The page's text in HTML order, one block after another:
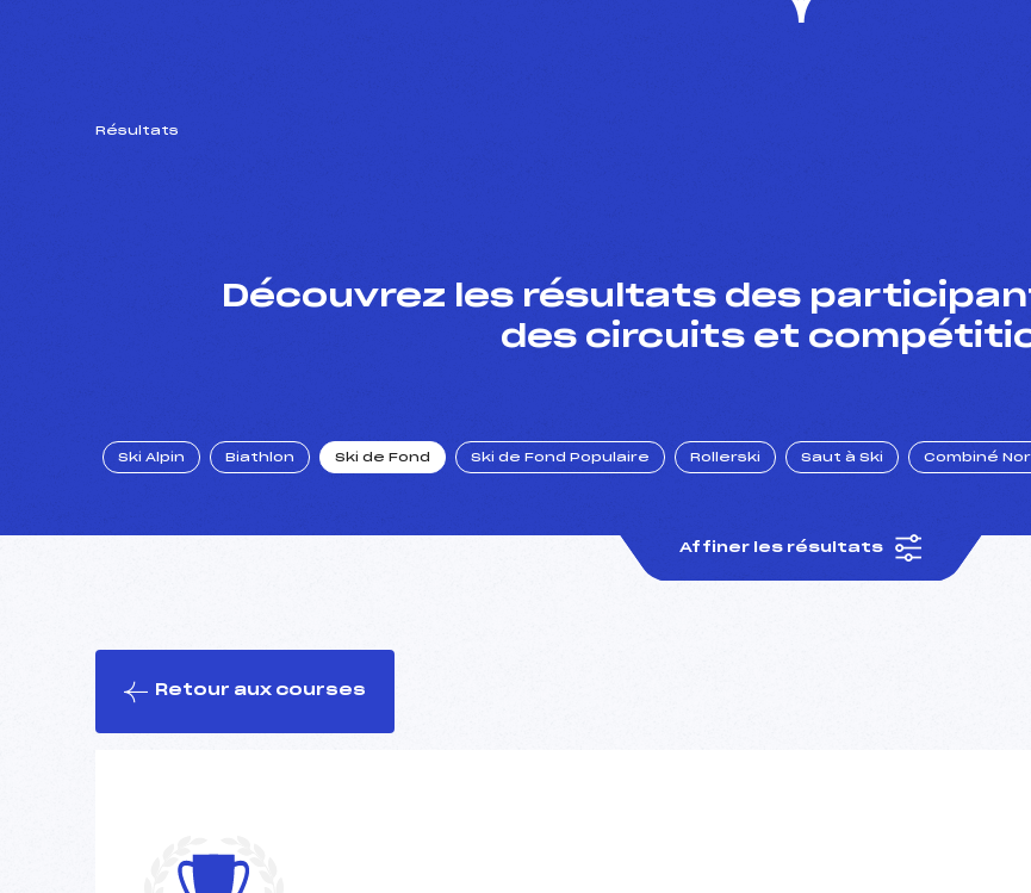
Résultats
Découvrez les résultats des
des circuits et
Ski Alpin Biathlon Ski de Fond Ski de Fond Populaire Rollerski Saut à Ski Combiné
Affiner les résultats
Retour aux courses